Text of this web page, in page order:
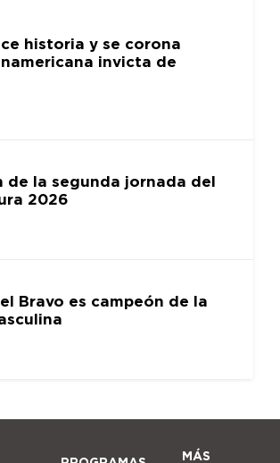
historia y se corona
invicta de
de la segunda jornada del
2026
Bravo es campeón de la
MÁS